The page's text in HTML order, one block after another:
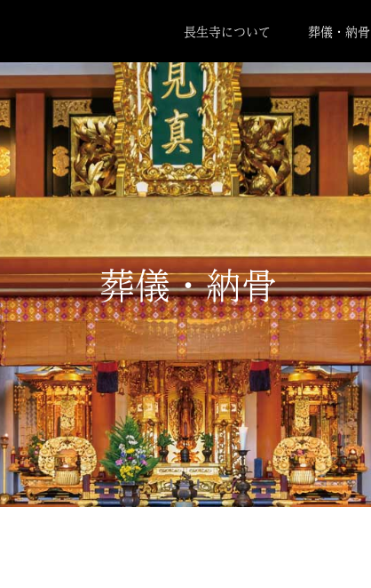
長生寺について 葬儀・納骨
葬儀・納骨